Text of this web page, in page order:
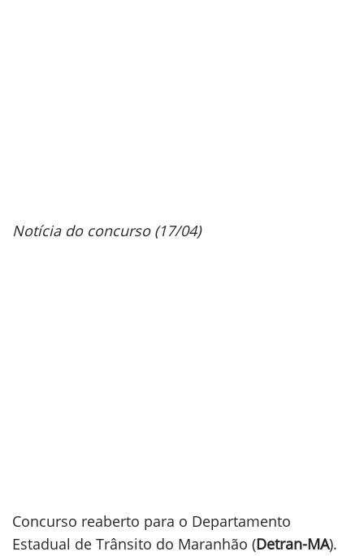
Notícia do concurso (17/04)
Concurso reaberto para o Departamento
Estadual de Trânsito do Maranhão (Detran-MA).